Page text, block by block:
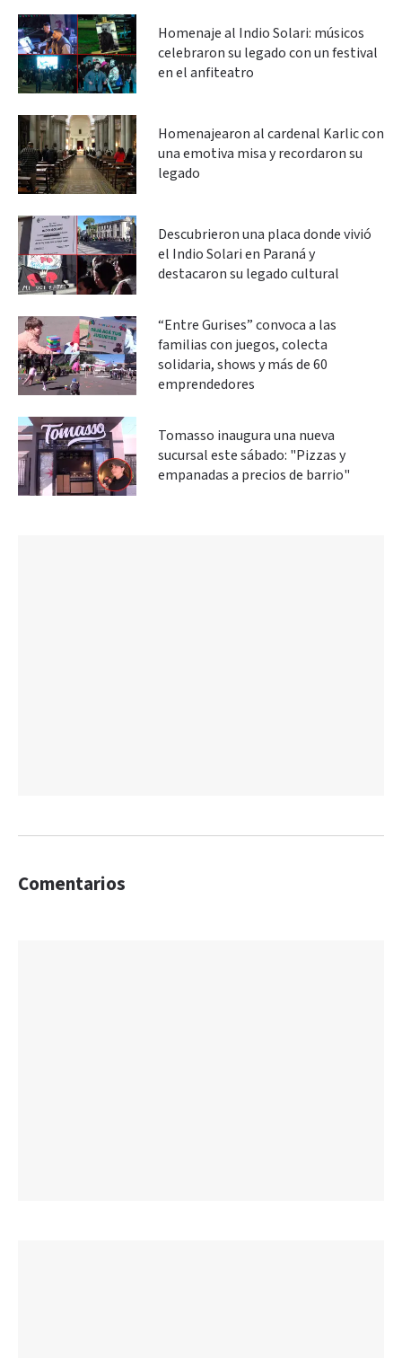
Homenaje al Indio Solari: músicos
celebraron su legado con un festival
en el anfiteatro
Homenajearon al cardenal Karlic con
una emotiva misa y recordaron su
legado
Descubrieron una placa donde vivió
el Indio Solari en Paraná y
destacaron su legado cultural
“Entre Gurises” convoca a las
familias con juegos, colecta
solidaria, shows y más de 60
emprendedores
Tomasso inaugura una nueva
sucursal este sábado: "Pizzas y
empanadas a precios de barrio"
Comentarios